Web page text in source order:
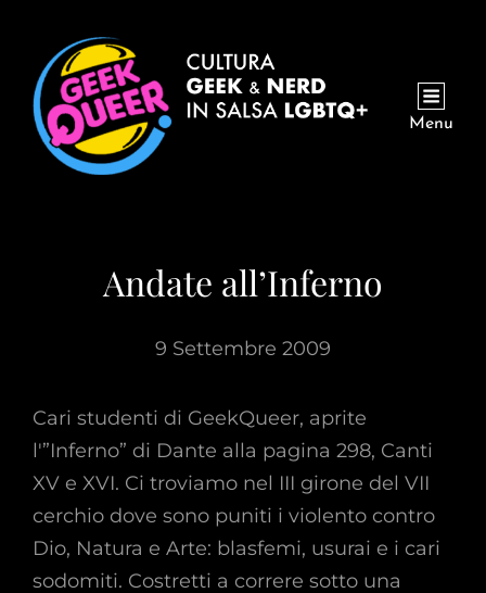
Menu
Andate all’Inferno
9 Settembre 2009
Cari studenti di GeekQueer, aprite
l'”Inferno” di Dante alla pagina 298, Canti
XV e XVI. Ci troviamo nel III girone del VII
cerchio dove sono puniti i violento contro
Dio, Natura e Arte: blasfemi, usurai e i cari
sodomiti. Costretti a correre sotto una